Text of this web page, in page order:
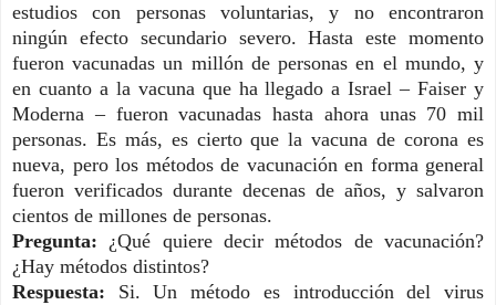
estudios con personas voluntarias, y no encontraron
ningún efecto secundario severo. Hasta este momento
fueron vacunadas un millón de personas en el mundo, y
en cuanto a la vacuna que ha llegado a Israel – Faiser y
Moderna – fueron vacunadas hasta ahora unas 70 mil
personas. Es más, es cierto que la vacuna de corona es
nueva, pero los métodos de vacunación en forma general
fueron verificados durante decenas de años, y salvaron
cientos de millones de personas.
Pregunta: ¿Qué quiere decir métodos de vacunación?
¿Hay métodos distintos?
Respuesta: Si. Un método es introducción del virus